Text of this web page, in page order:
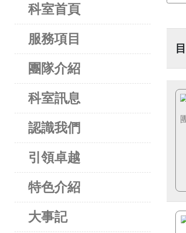
科室首頁
服務項目
團隊介紹
科室訊息
認識我們
引領卓越
特色介紹
大事記